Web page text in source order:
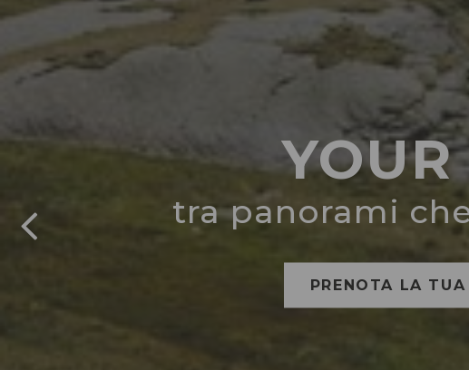
tra panorami
PRENOTA LA TUA